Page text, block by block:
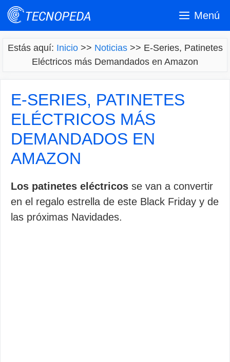
Saltar
Menú
Estás aquí: Inicio>> Noticias>> E-Series, Patinetes
Eléctricos más Demandados en Amazon
E-SERIES, PATINETES
ELÉCTRICOS MÁS
DEMANDADOS EN
AMAZON
Los patinetes eléctricos se van a convertir
en el regalo estrella de este Black Friday y de
las próximas Navidades.